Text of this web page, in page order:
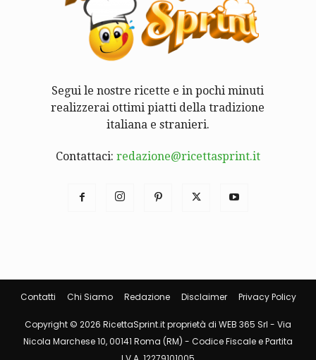
Segui le nostre ricette e in pochi minuti
realizzerai ottimi piatti della tradizione
italiana e stranieri.
Contattaci: redazione@ricettasprint.it
Contatti Chi Siamo Redazione Disclaimer Privacy Policy
Copyright © 2026 RicettaSprint.it proprietà di WEB 365 Srl - Via
Nicola Marchese 10, 00141 Roma (RM) - Codice Fiscale e Partita